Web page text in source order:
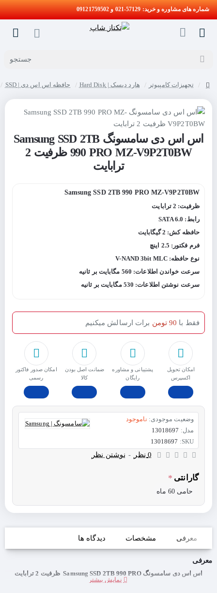
شماره های مشاوره و خرید: 57129-021 و 09121759502
جستجو
تجهیزات کامپیوتر هارد دیسک | Hard Disk حافظه اس اس دی | SSD
اس اس دی سامسونگ Samsung SSD 2TB
990 PRO MZ-V9P2T0BW ظرفیت 2
ترابایت
Samsung SSD 2TB 990 PRO MZ-V9P2T0BW
ظرفیت: 2 ترابایت
رابط: SATA 6.0
حافظه کش: 2 گیگابایت
فرم فکتور: 2.5 اینچ
نوع حافظه: V-NAND 3bit MLC
سرعت خواندن اطلاعات: 560 مگابایت بر ثانیه
سرعت نوشتن اطلاعات: 530 مگابایت بر ثانیه
امکان تحویل
اکسپرس
پشتیبانی و مشاوره
رایگان
ﺿﻤﺎﻧﺖ اﺻﻞ ﺑﻮدن
ﮐﺎﻟﺎ
امکان صدور فاکتور
رسمی
فقط با 90 تومن برات ارسالش میکنیم
وضعیت موجودی: ناموجود
مدل: 13018697
SKU:
13018697
0 نظر - نوشتن نظر
گارانتی
حامی 60 ماه
معرفی مشخصات دیدگاه ها
معرفی
اس اس دی سامسونگ Samsung SSD 2TB 990 PRO ظرفیت 2 ترابایت